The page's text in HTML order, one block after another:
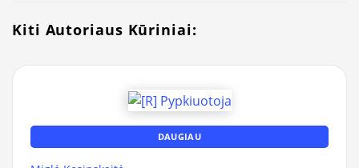
Kiti Autoriaus Kūriniai:
DAUGIAU